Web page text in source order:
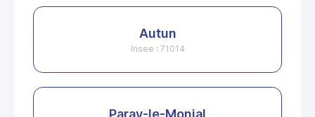
Autun
Insee : 71014